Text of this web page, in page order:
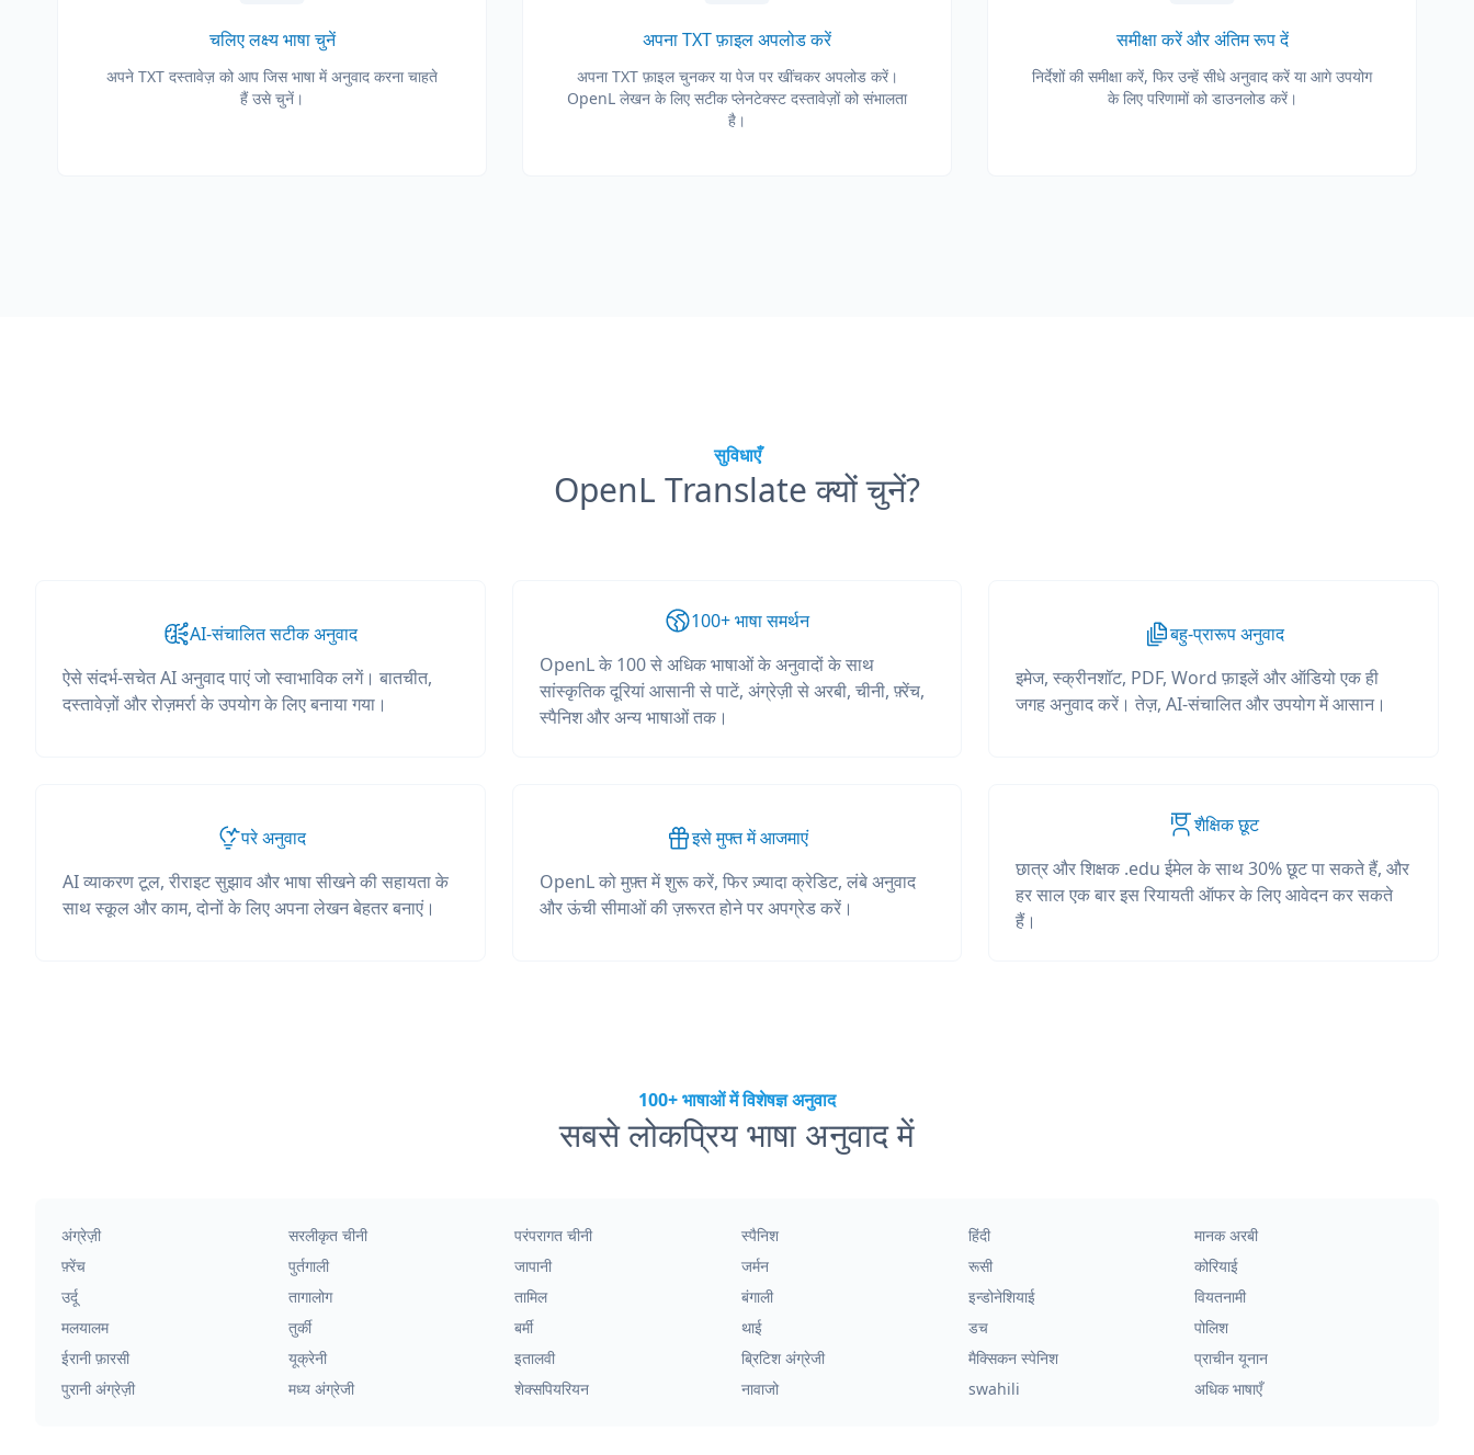
चलिए लक्ष्य भाषा चुनें
अपने TXT दस्तावेज़ को आप जिस भाषा में अनुवाद करना चाहते
हैं उसे चुनें।
अपना TXT फ़ाइल अपलोड करें
अपना TXT फ़ाइल चुनकर या पेज पर खींचकर अपलोड करें।
OpenL लेखन के लिए सटीक प्लेनटेक्स्ट दस्तावेज़ों को संभालता
है।
समीक्षा करें और अंतिम रूप दें
निर्देशों की समीक्षा करें, फिर उन्हें सीधे अनुवाद करें या आगे उपयोग
के लिए परिणामों को डाउनलोड करें।
सुविधाएँ
OpenL Translate क्यों चुनें?
AI-संचालित सटीक अनुवाद
ऐसे संदर्भ-सचेत AI अनुवाद पाएं जो स्वाभाविक लगें। बातचीत,
दस्तावेज़ों और रोज़मर्रा के उपयोग के लिए बनाया गया।
100+ भाषा समर्थन
OpenL के 100 से अधिक भाषाओं के अनुवादों के साथ
सांस्कृतिक दूरियां आसानी से पाटें, अंग्रेज़ी से अरबी, चीनी, फ़्रेंच,
स्पैनिश और अन्य भाषाओं तक।
बहु-प्रारूप अनुवाद
इमेज, स्क्रीनशॉट, PDF, Word फ़ाइलें और ऑडियो एक ही
जगह अनुवाद करें। तेज़, AI-संचालित और उपयोग में आसान।
परे अनुवाद
AI व्याकरण टूल, रीराइट सुझाव और भाषा सीखने की सहायता के
साथ स्कूल और काम, दोनों के लिए अपना लेखन बेहतर बनाएं।
इसे मुफ्त में आजमाएं
OpenL को मुफ़्त में शुरू करें, फिर ज़्यादा क्रेडिट, लंबे अनुवाद
और ऊंची सीमाओं की ज़रूरत होने पर अपग्रेड करें।
शैक्षिक छूट
छात्र और शिक्षक .edu ईमेल के साथ 30% छूट पा सकते हैं, और
हर साल एक बार इस रियायती ऑफर के लिए आवेदन कर सकते
हैं।
100+ भाषाओं में विशेषज्ञ अनुवाद
सबसे लोकप्रिय भाषा अनुवाद में
अंग्रेज़ी सरलीकृत चीनी परंपरागत चीनी स्पैनिश हिंदी
मानक अरबी
फ़्रेंच
पुर्तगाली जापानी जर्मन रूसी
कोरियाई
उर्दू
तागालोग तामिल बंगाली इन्डोनेशियाई
वियतनामी
मलयालम
तुर्की बर्मी थाई डच
पोलिश
ईरानी फ़ारसी
यूक्रेनी इतालवी ब्रिटिश अंग्रेजी मैक्सिकन स्पेनिश
प्राचीन यूनान
पुरानी अंग्रेज़ी
मध्य अंग्रेजी शेक्सपियरियन नावाजो swahili अधिक भाषाएँ